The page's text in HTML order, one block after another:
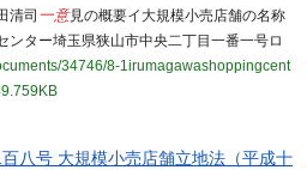
清司 一意見の概要イ大規模小売店舗の名称
ンター埼玉県狭山市中央二丁目一番一号ロ
34746/8-1irumagawashoppingcent
八号 大規模小売店舗立地法（平成十